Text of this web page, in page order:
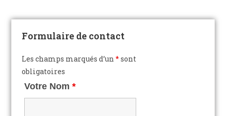
Formulaire de contact
Les champs marqués d’un*sont
obligatoires
Votre Nom*